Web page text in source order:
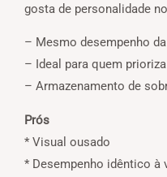
gosta de personalidade
– Mesmo desempenho
– Ideal para quem prioriza
– Armazenamento de
Prós
* Visual ousado
* Desempenho idêntico à